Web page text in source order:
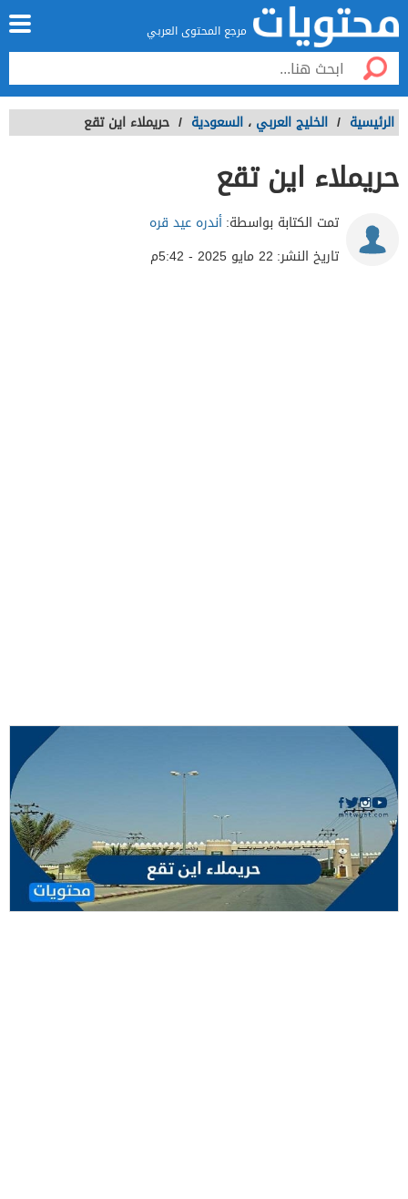
مرجع المحتوى العربي
الرئيسية / الخليج العربي ، السعودية / حريملاء اين تقع
حريملاء اين تقع
تمت الكتابة بواسطة:أندره عيد قره
تاريخ النشر: 22 مايو 2025 - 5:42م